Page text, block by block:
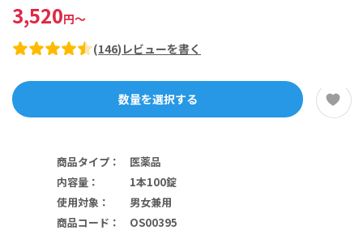
3,520円～
(146) レビューを書く
数量を選択する
商品タイプ ：
医薬品
内容量 ：
1本100錠
使用対象 ：
男女兼用
商品コード ： OS00395